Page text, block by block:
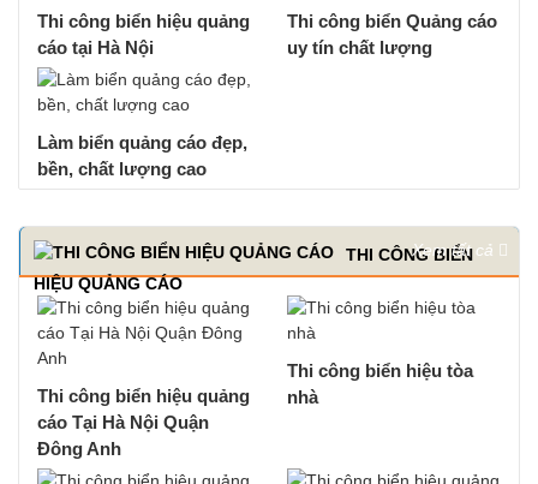
Thi công biển hiệu quảng
cáo tại Hà Nội
Thi công biển Quảng cáo
uy tín chất lượng
Làm biển quảng cáo đẹp,
bền, chất lượng cao
THI CÔNG BIỂN
HIỆU QUẢNG CÁO
Xem tất cả
Thi công biển hiệu quảng
cáo Tại Hà Nội Quận
Đông Anh
Thi công biển hiệu tòa
nhà